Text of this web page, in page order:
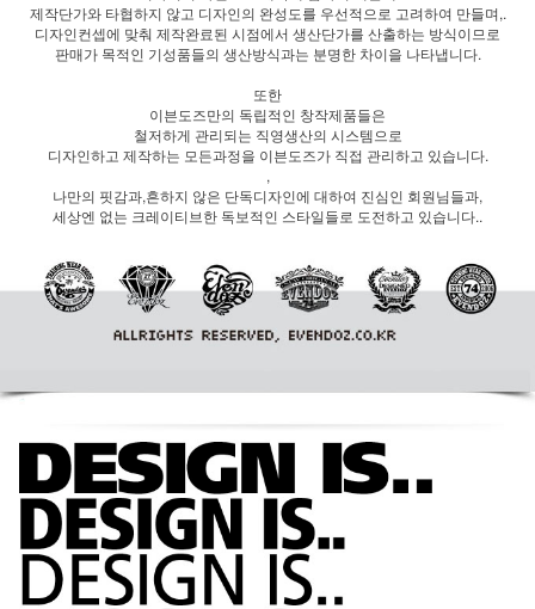
제작단가와 타협하지 않고 디자인의 완성도를 우선적으로 고려하여 만들며,.
디자인컨셉에 맞춰 제작완료된 시점에서 생산단가를 산출하는 방식이므로
판매가 목적인 기성품들의 생산방식과는 분명한 차이을 나타냅니다.
또한
이븐도즈만의 독립적인 창작제품들은
철저하게 관리되는 직영생산의 시스템으로
디자인하고 제작하는 모든과정을 이븐도즈가 직접 관리하고 있습니다.
,
나만의 핏감과,흔하지 않은 단독디자인에 대하여 진심인 회원님들과,
세상엔 없는 크레이티브한 독보적인 스타일들로 도전하고 있습니다..